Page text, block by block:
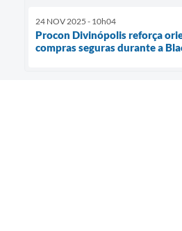
24 NOV 2025 - 10h04
Procon Divinópolis reforça
compras seguras durante a